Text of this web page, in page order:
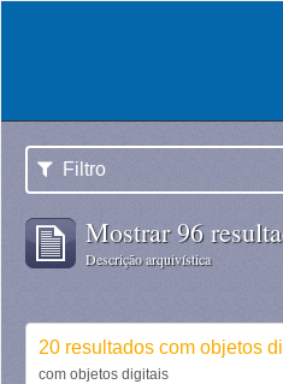
Filtro
Mostrar 96
Descrição arquivística
20 resultados com objetos
com objetos digitais